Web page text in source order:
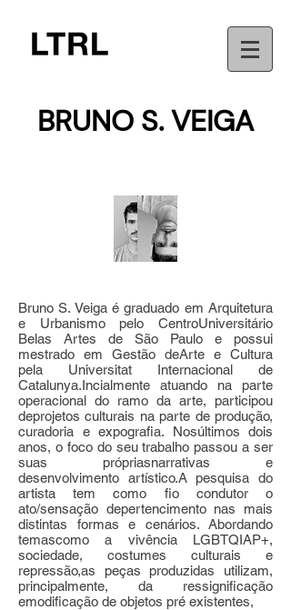
BRUNO S. VEIGA
Bruno S. Veiga é graduado em Arquitetura
e Urbanismo pelo CentroUniversitário
Belas Artes de São Paulo e possui
mestrado em Gestão deArte e Cultura
pela Universitat Internacional de
Catalunya.Incialmente atuando na parte
operacional do ramo da arte, participou
deprojetos culturais na parte de produção,
curadoria e expografia. Nosúltimos dois
anos, o foco do seu trabalho passou a ser
suas própriasnarrativas e
desenvolvimento artístico.A pesquisa do
artista tem como fio condutor o
ato/sensação depertencimento nas mais
distintas formas e cenários. Abordando
temascomo a vivência LGBTQIAP+,
sociedade, costumes culturais e
repressão,as peças produzidas utilizam,
principalmente, da ressignificação
emodificação de objetos pré existentes,